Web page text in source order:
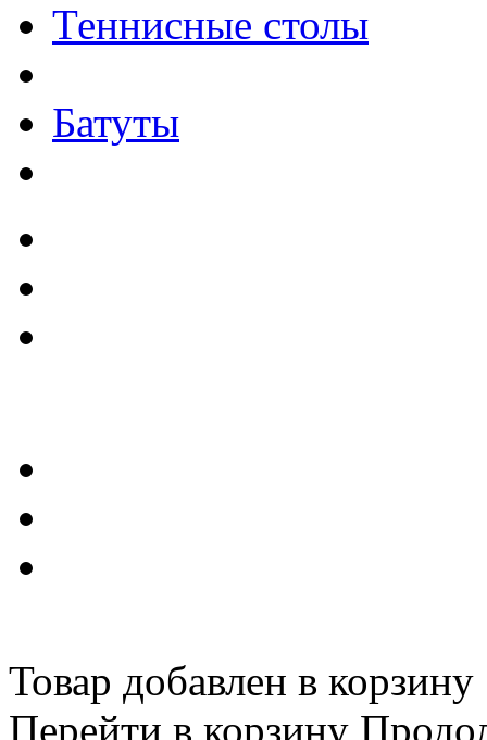
Теннисные столы
Батуты
Товар добавлен в корзину
Перейти в корзину